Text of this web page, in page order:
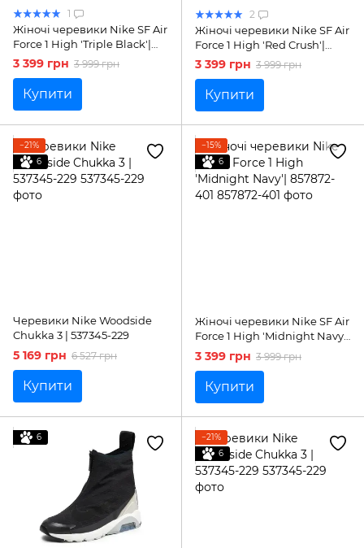
1
Жіночі черевики Nike SF Air
Force 1 High 'Triple Black'|
857872-005
3 399 грн 3 999 грн
Купити
2
Жіночі черевики Nike SF Air
Force 1 High 'Red Crush'|
857872-601
3 399 грн 3 999 грн
Купити
−21%
6
Черевики Nike Woodside
Chukka 3 | 537345-229
5 169 грн 6 527 грн
Купити
−15%
6
Жіночі черевики Nike SF Air
Force 1 High 'Midnight Navy'|
857872-401
3 399 грн 3 999 грн
Купити
6
−21%
6